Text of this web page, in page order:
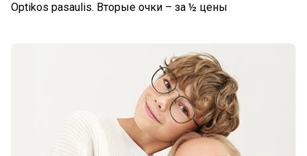
Optikos pasaulis. Вторые очки – за ½ цены